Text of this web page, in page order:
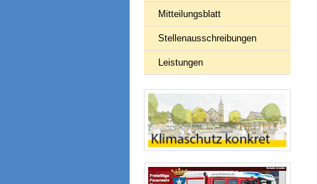
Mitteilungsblatt
Stellenausschreibungen
Leistungen